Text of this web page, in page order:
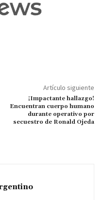
Artículo siguiente
¡Impactante hallazgo!
Encuentran cuerpo humano
durante operativo por
secuestro de Ronald Ojeda